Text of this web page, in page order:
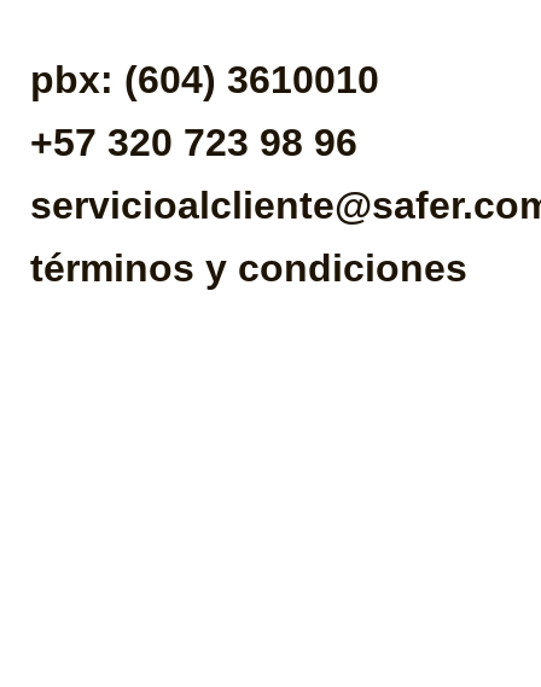
pbx: (604) 3610010
+57 320 723 98 96
términos y condiciones